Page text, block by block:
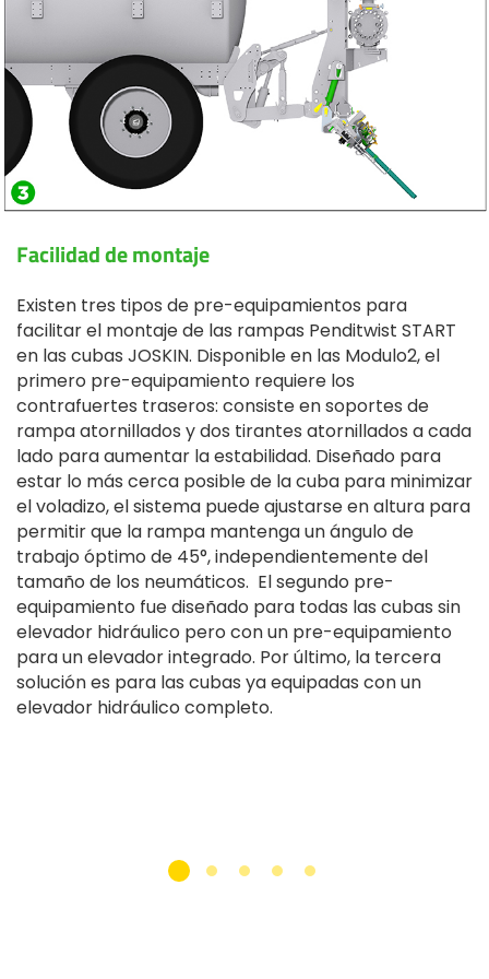
Facilidad de montaje
Existen tres tipos de pre-equipamientos para
facilitar el montaje de las rampas Penditwist START
en las cubas JOSKIN. Disponible en las Modulo2, el
primero pre-equipamiento requiere los
contrafuertes traseros: consiste en soportes de
rampa atornillados y dos tirantes atornillados a cada
lado para aumentar la estabilidad. Diseñado para
estar lo más cerca posible de la cuba para minimizar
el voladizo, el sistema puede ajustarse en altura para
permitir que la rampa mantenga un ángulo de
trabajo óptimo de 45°, independientemente del
tamaño de los neumáticos. El segundo pre-
equipamiento fue diseñado para todas las cubas sin
elevador hidráulico pero con un pre-equipamiento
para un elevador integrado. Por último, la tercera
solución es para las cubas ya equipadas con un
elevador hidráulico completo.